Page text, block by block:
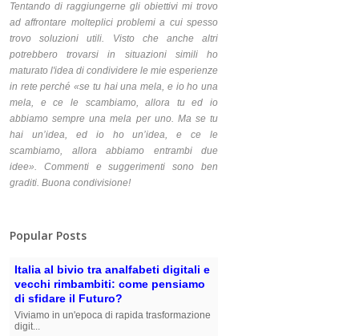
Tentando di raggiungerne gli obiettivi mi trovo
ad affrontare molteplici problemi a cui spesso
trovo soluzioni utili. Visto che anche altri
potrebbero trovarsi in situazioni simili ho
maturato l'idea di condividere le mie esperienze
in rete perché «se tu hai una mela, e io ho una
mela, e ce le scambiamo, allora tu ed io
abbiamo sempre una mela per uno. Ma se tu
hai un’idea, ed io ho un’idea, e ce le
scambiamo, allora abbiamo entrambi due
idee». Commenti e suggerimenti sono ben
graditi. Buona condivisione!
Popular Posts
Italia al bivio tra analfabeti digitali e
vecchi rimbambiti: come pensiamo
di sfidare il Futuro?
Viviamo in un'epoca di rapida trasformazione
digit...